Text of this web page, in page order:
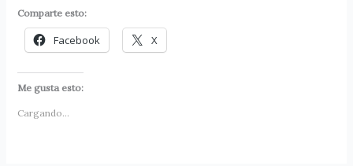
Comparte esto:
Facebook X
Me gusta esto:
Cargando...